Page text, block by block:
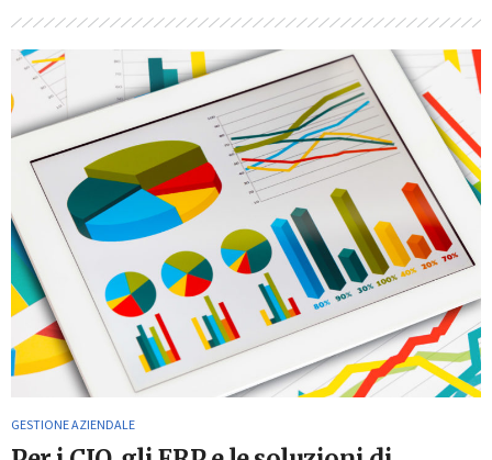
GESTIONE AZIENDALE